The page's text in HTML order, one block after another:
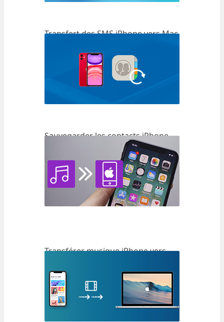
Transfert des SMS iPhone vers Mac
Sauvegarder les contacts iPhone
Transférer musique iPhone vers